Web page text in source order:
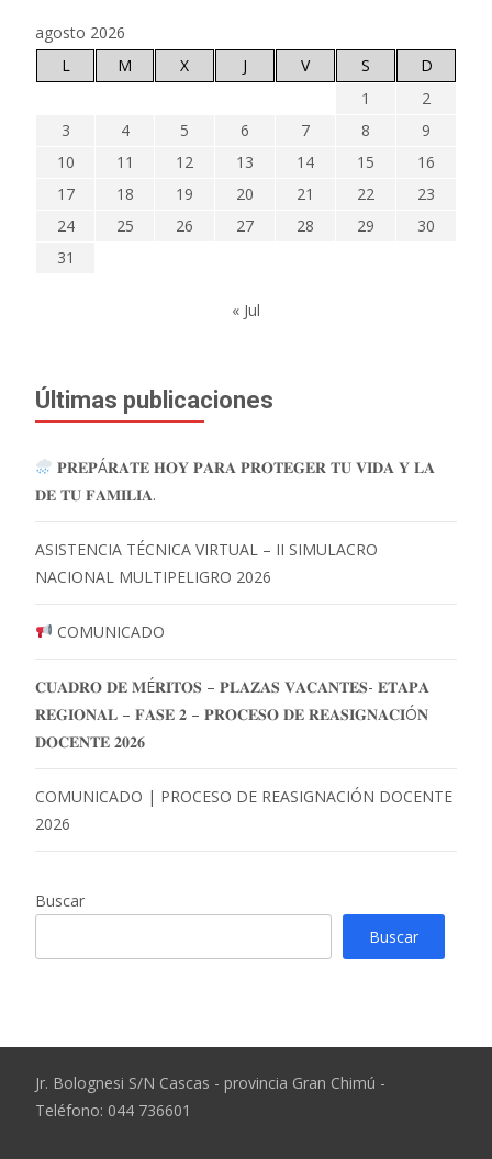
agosto 2026
L
M X J V S
D
1
2
3
4 5 6 7 8
9
10
11 12 13 14 15
16
17
18 19 20 21 22
23
24
25 26 27 28 29
30
31
« Jul
Últimas publicaciones
𝐏𝐑𝐄𝐏Á𝐑𝐀𝐓𝐄 𝐇𝐎𝐘 𝐏𝐀𝐑𝐀 𝐏𝐑𝐎𝐓𝐄𝐆𝐄𝐑 𝐓𝐔 𝐕𝐈𝐃𝐀 𝐘 𝐋𝐀
𝐃𝐄 𝐓𝐔 𝐅𝐀𝐌𝐈𝐋𝐈𝐀.
ASISTENCIA TÉCNICA VIRTUAL – II SIMULACRO
NACIONAL MULTIPELIGRO 2026
COMUNICADO
𝐂𝐔𝐀𝐃𝐑𝐎 𝐃𝐄 𝐌É𝐑𝐈𝐓𝐎𝐒 – 𝐏𝐋𝐀𝐙𝐀𝐒 𝐕𝐀𝐂𝐀𝐍𝐓𝐄𝐒- 𝐄𝐓𝐀𝐏𝐀
𝐑𝐄𝐆𝐈𝐎𝐍𝐀𝐋 – 𝐅𝐀𝐒𝐄 𝟐 – 𝐏𝐑𝐎𝐂𝐄𝐒𝐎 𝐃𝐄 𝐑𝐄𝐀𝐒𝐈𝐆𝐍𝐀𝐂𝐈Ó𝐍
𝐃𝐎𝐂𝐄𝐍𝐓𝐄 𝟐𝟎𝟐𝟔
COMUNICADO | PROCESO DE REASIGNACIÓN DOCENTE
2026
Buscar
Buscar
Jr. Bolognesi S/N Cascas - provincia Gran Chimú -
Teléfono: 044 736601